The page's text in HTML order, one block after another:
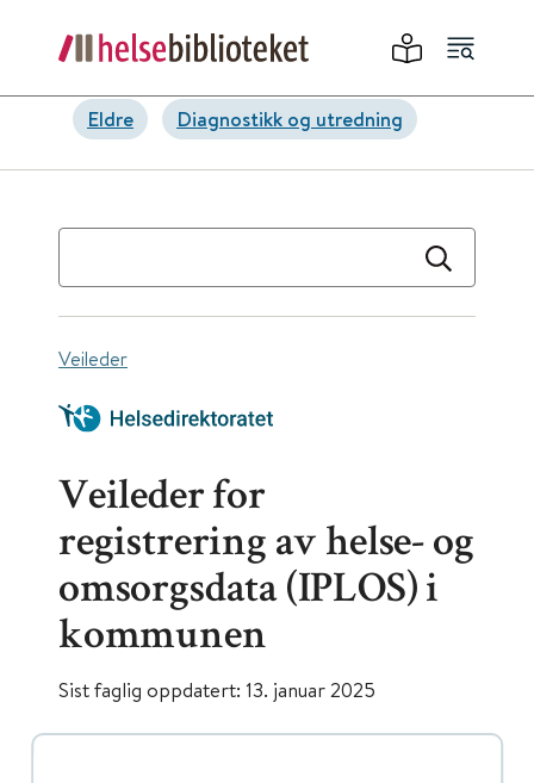
Eldre Diagnostikk og utredning
Veileder
Veileder for
registrering av helse- og
omsorgsdata (IPLOS) i
kommunen
Sist faglig oppdatert: 13. januar 2025